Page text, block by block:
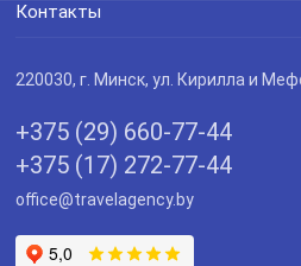
Контакты
220030, г. Минск, ул. Кирилла и
+375 (29) 660-77-44
+375 (17) 272-77-44
office@travelagency.by